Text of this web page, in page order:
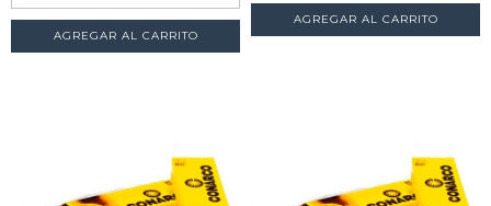
AGREGAR AL CARRITO
AGREGAR AL CARRITO